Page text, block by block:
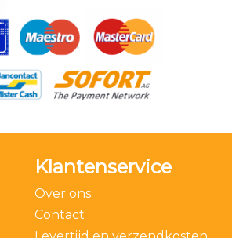
Klantenservice
Over ons
Contact
Levertijd en verzendkosten